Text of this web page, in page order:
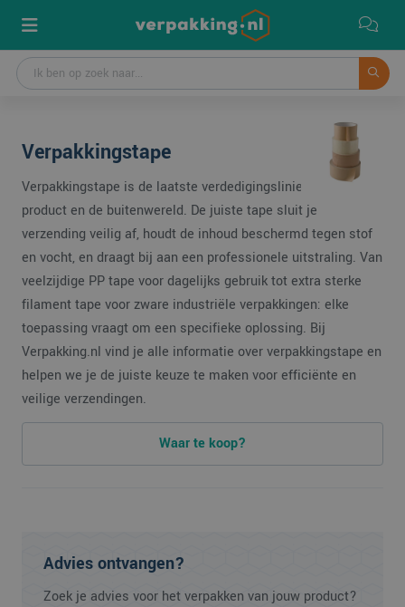
Verpakkingstape
Verpakkingstape is de laatste verdedigingslinie tussen je
product en de buitenwereld. De juiste tape sluit je
verzending veilig af, houdt de inhoud beschermd tegen stof
en vocht, en draagt bij aan een professionele uitstraling. Van
veelzijdige PP tape voor dagelijks gebruik tot extra sterke
filament tape voor zware industriële verpakkingen: elke
toepassing vraagt om een specifieke oplossing. Bij
Verpakking.nl vind je alle informatie over verpakkingstape en
helpen we je de juiste keuze te maken voor efficiënte en
veilige verzendingen.
Waar te koop?
Advies ontvangen?
Zoek je advies voor het verpakken van jouw product?